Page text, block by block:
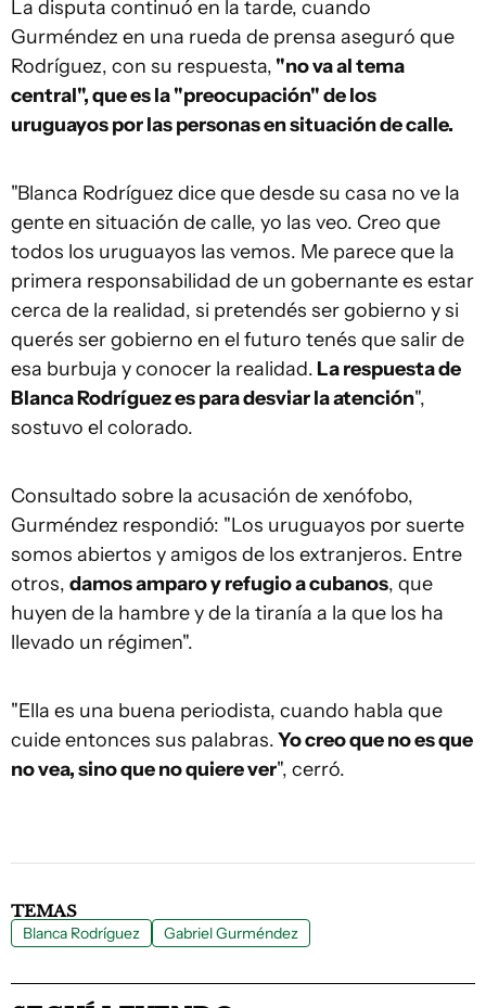
La disputa continuó en la tarde, cuando
Gurméndez en una rueda de prensa aseguró que
Rodríguez, con su respuesta, "no va al tema
central", que es la "preocupación" de los
uruguayos por las personas en situación de calle.
"Blanca Rodríguez dice que desde su casa no ve la
gente en situación de calle, yo las veo. Creo que
todos los uruguayos las vemos. Me parece que la
primera responsabilidad de un gobernante es estar
cerca de la realidad, si pretendés ser gobierno y si
querés ser gobierno en el futuro tenés que salir de
esa burbuja y conocer la realidad. La respuesta de
Blanca Rodríguez es para desviar la atención",
sostuvo el colorado.
Consultado sobre la acusación de xenófobo,
Gurméndez respondió: "Los uruguayos por suerte
somos abiertos y amigos de los extranjeros. Entre
otros, damos amparo y refugio a cubanos, que
huyen de la hambre y de la tiranía a la que los ha
llevado un régimen".
"Ella es una buena periodista, cuando habla que
cuide entonces sus palabras.Yo creo que no es que
no vea, sino que no quiere ver", cerró.
TEMAS
Blanca Rodríguez Gabriel Gurméndez